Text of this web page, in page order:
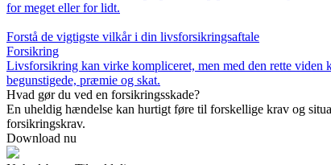
for meget eller for lidt.
Forstå de vigtigste vilkår i din livsforsikringsaftale
Forsikring
Livsforsikring kan virke kompliceret, men med den rette
begunstigede, præmie og skat.
Hvad gør du ved en forsikringsskade?
En uheldig hændelse kan hurtigt føre til forskellige krav og
forsikringskrav.
Download nu